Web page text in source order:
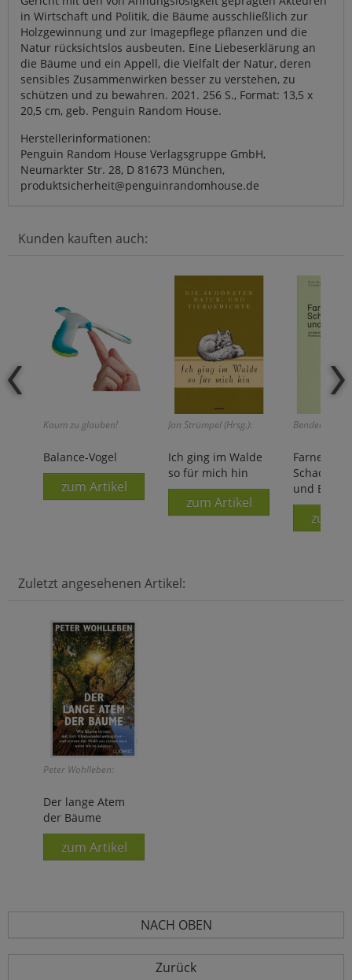
in Wirtschaft und Politik, die Bäume ausschließlich zur
Holzgewinnung und zur Imagepflege pflanzen und die
Natur rücksichtslos ausbeuten. Eine Liebeserklärung an
die Bäume und ein Appell, die Vielfalt der Natur, deren
sensibles Zusammenwirken besser zu verstehen, zu
schützen und zu bewahren. 2021. 256 S., Format: 13,5 x
20,5 cm, geb. Penguin Random House.
Herstellerinformationen:
Penguin Random House Verlagsgruppe GmbH,
Neumarkter Str. 28, D 81673 München,
produktsicherheit@penguinrandomhouse.de
Kunden kauften auch:
Kaum zu glauben!
Balance-Vogel
zum Artikel
Jan Strümpel (Hrsg.):
Ich ging im Walde
so für mich hin
zum Artikel
Bendel/
Farne,
und
zum
Zuletzt angesehenen Artikel:
Peter Wohlleben:
Der lange Atem
der Bäume
zum Artikel
NACH OBEN
Zurück